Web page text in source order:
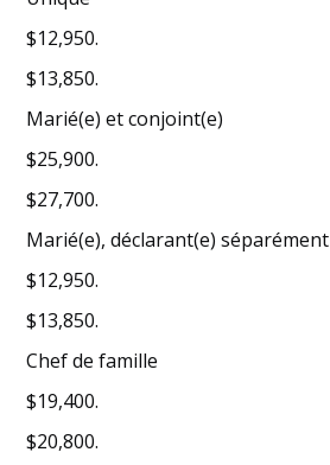
$12,950.
$13,850.
Marié(e) et conjoint(e)
$25,900.
$27,700.
Marié(e), déclarant(e) séparément
$12,950.
$13,850.
Chef de famille
$19,400.
$20,800.